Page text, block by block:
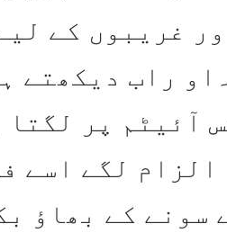
غریبوں کے
راب دیکھتے
آئیٹم پر
لگے اسے
سونے کے بھاؤ